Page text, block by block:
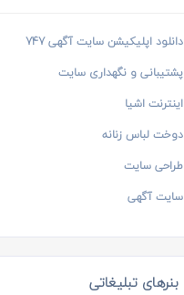
دانلود اپلیکیشن سایت آگهی 747
پشتیبانی و نگهداری سایت
اینترنت اشیا
دوخت لباس زنانه
طراحی سایت
سایت آگهی
بنرهای تبلیغاتی